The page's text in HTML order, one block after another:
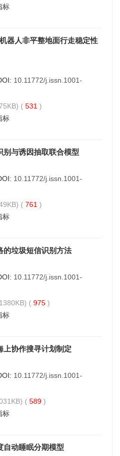
标
器人非平整地面行走稳定性
10.11772/j.issn.1001-
( 531 )
标
别与诱因抽取联合模型
10.11772/j.issn.1001-
( 761 )
标
的垃圾短信识别方法
10.11772/j.issn.1001-
( 975 )
标
上协作搜寻计划制定
10.11772/j.issn.1001-
( 589 )
标
自动睡眠分期模型